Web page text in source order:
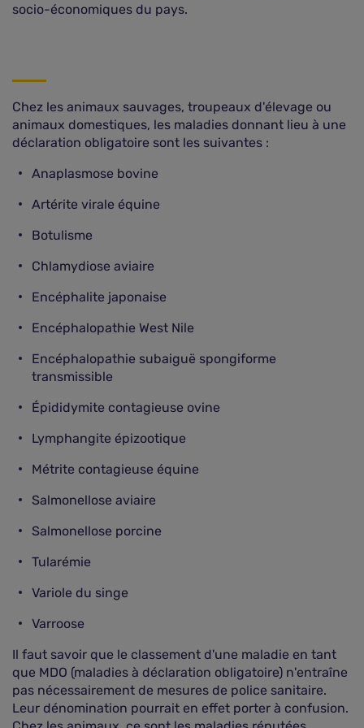
socio-économiques du pays.
Chez les animaux sauvages, troupeaux d'élevage ou
animaux domestiques, les maladies donnant lieu à une
déclaration obligatoire sont les suivantes :
Anaplasmose bovine
Artérite virale équine
Botulisme
Chlamydiose aviaire
Encéphalite japonaise
Encéphalopathie West Nile
Encéphalopathie subaiguë spongiforme
transmissible
Épididymite contagieuse ovine
Lymphangite épizootique
Métrite contagieuse équine
Salmonellose aviaire
Salmonellose porcine
Tularémie
Variole du singe
Varroose
Il faut savoir que le classement d'une maladie en tant
que MDO (maladies à déclaration obligatoire) n'entraîne
pas nécessairement de mesures de police sanitaire.
Leur dénomination pourrait en effet porter à confusion.